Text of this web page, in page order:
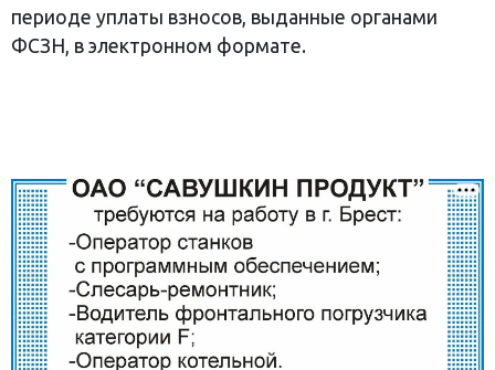
периоде уплаты взносов, выданные органами
ФСЗН, в электронном формате.